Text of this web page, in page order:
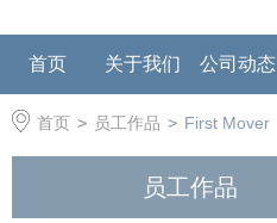
首页 关于我们 公司动态
首页 > 员工作品 > First Mover
员工作品